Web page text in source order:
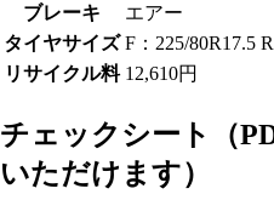
ブレーキ
エアー
タイヤサイズ F：225/80R17.5
リサイクル料 12,610円
チェックシート
（
いただけます）